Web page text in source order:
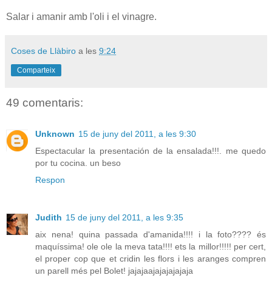
Salar i amanir amb l'oli i el vinagre.
Coses de Llàbiro a les 9:24
Comparteix
49 comentaris:
Unknown 15 de juny del 2011, a les 9:30
Espectacular la presentación de la ensalada!!!. me quedo
por tu cocina. un beso
Respon
Judith 15 de juny del 2011, a les 9:35
aix nena! quina passada d'amanida!!!! i la foto???? és
maquíssima! ole ole la meva tata!!!! ets la millor!!!!! per cert,
el proper cop que et cridin les flors i les aranges compren
un parell més pel Bolet! jajajaajajajajajaja